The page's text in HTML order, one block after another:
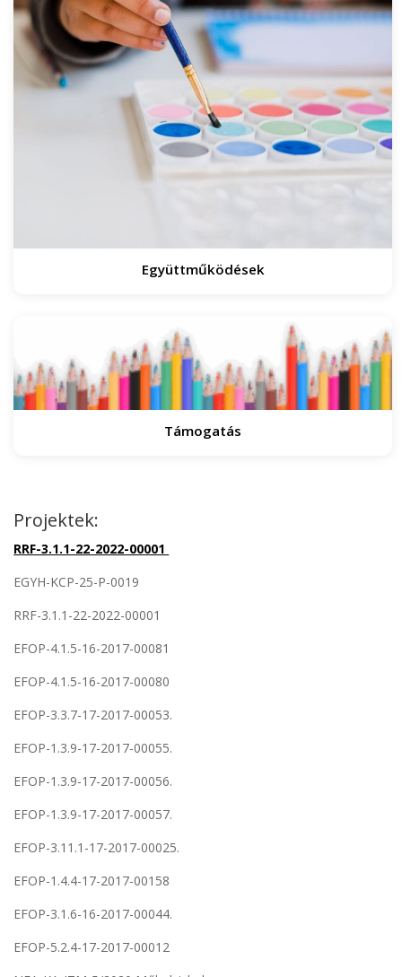
Együttműködések
Támogatás
Projektek:
RRF-3.1.1-22-2022-00001
EGYH-KCP-25-P-0019
RRF-3.1.1-22-2022-00001
EFOP-4.1.5-16-2017-00081
EFOP-4.1.5-16-2017-00080
EFOP-3.3.7-17-2017-00053.
EFOP-1.3.9-17-2017-00055.
EFOP-1.3.9-17-2017-00056.
EFOP-1.3.9-17-2017-00057.
EFOP-3.11.1-17-2017-00025.
EFOP-1.4.4-17-2017-00158
EFOP-3.1.6-16-2017-00044.
EFOP-5.2.4-17-2017-00012